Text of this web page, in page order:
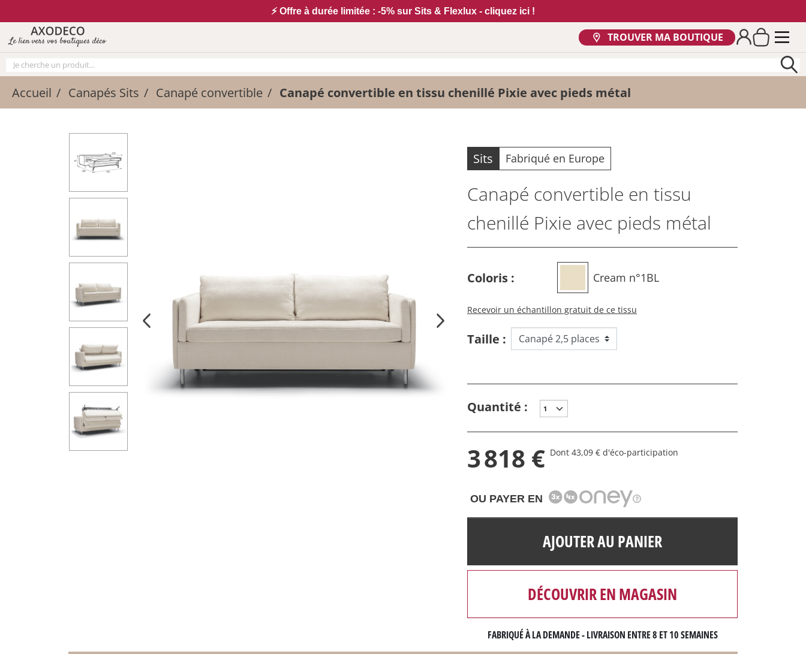
⚡ Offre à durée limitée : -5% sur Sits & Flexlux - cliquez ici !
Le lien vers vos boutiques déco TROUVER MA BOUTIQUE
Accueil Canapés Sits Canapé convertible Canapé convertible en tissu chenillé Pixie avec pieds métal
Sits Fabriqué en Europe
Canapé convertible en tissu
chenillé Pixie avec pieds métal
Coloris : Cream n°1BL
Recevoir un échantillon gratuit de ce tissu
Taille :
Quantité :
3 818 € Dont 43,09 € d'éco-participation
OU PAYER EN
AJOUTER AU PANIER
DÉCOUVRIR EN MAGASIN
FABRIQUÉ À LA DEMANDE - LIVRAISON ENTRE 8 ET 10 SEMAINES